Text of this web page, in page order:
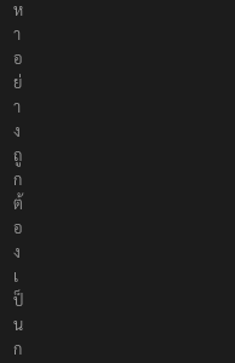
อ
ห
า
อ
ย่
า
ง
ถู
ก
ต้
อ
ง
เ
ป็
น